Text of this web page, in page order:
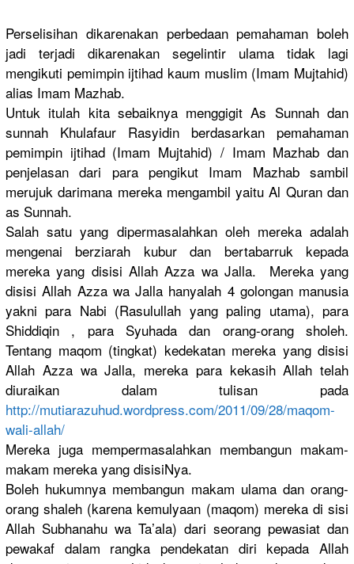
Perselisihan dikarenakan perbedaan pemahaman boleh
jadi terjadi dikarenakan segelintir ulama tidak lagi
mengikuti pemimpin ijtihad kaum muslim (Imam Mujtahid)
alias Imam Mazhab.
Untuk itulah kita sebaiknya menggigit As Sunnah dan
sunnah Khulafaur Rasyidin berdasarkan pemahaman
pemimpin ijtihad (Imam Mujtahid) /Imam Mazhab dan
penjelasan dari para pengikut Imam Mazhab sambil
merujuk darimana mereka mengambil yaitu Al Quran dan
as Sunnah.
Salah satu yang dipermasalahkan oleh mereka adalah
mengenai berziarah kubur dan bertabarruk kepada
mereka yang disisi Allah Azza wa Jalla. Mereka yang
disisi Allah Azza wa Jalla hanyalah 4 golongan manusia
yakni para Nabi (Rasulullah yang paling utama), para
Shiddiqin , para Syuhada dan orang-orang sholeh.
Tentang maqom (tingkat) kedekatan mereka yang disisi
Allah Azza wa Jalla, mereka para kekasih Allah telah
diuraikan dalam tulisan pada
http://mutiarazuhud.wordpress.com/2011/09/28/maqom-
wali-allah/
Mereka juga mempermasalahkan membangun makam-
makam mereka yang disisiNya.
Boleh hukumnya membangun makam ulama dan orang-
orang shaleh (karena kemulyaan (maqom) mereka di sisi
Allah Subhanahu wa Ta’ala) dari seorang pewasiat dan
pewakaf dalam rangka pendekatan diri kepada Allah